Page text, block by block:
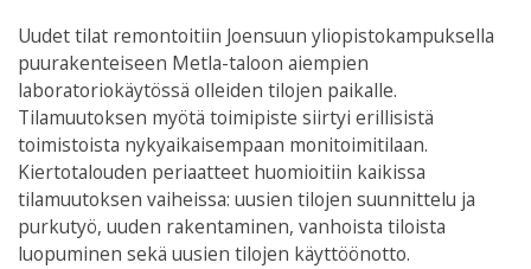
Uudet tilat remontoitiin Joensuun yliopistokampuksella
puurakenteiseen Metla-taloon aiempien
laboratoriokäytössä olleiden tilojen paikalle.
Tilamuutoksen myötä toimipiste siirtyi erillisistä
toimistoista nykyaikaisempaan monitoimitilaan.
Kiertotalouden periaatteet huomioitiin kaikissa
tilamuutoksen vaiheissa: uusien tilojen suunnittelu ja
purkutyö, uuden rakentaminen, vanhoista tiloista
luopuminen sekä uusien tilojen käyttöönotto.